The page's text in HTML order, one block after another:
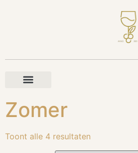
Zomer
Toont alle 4 resultaten